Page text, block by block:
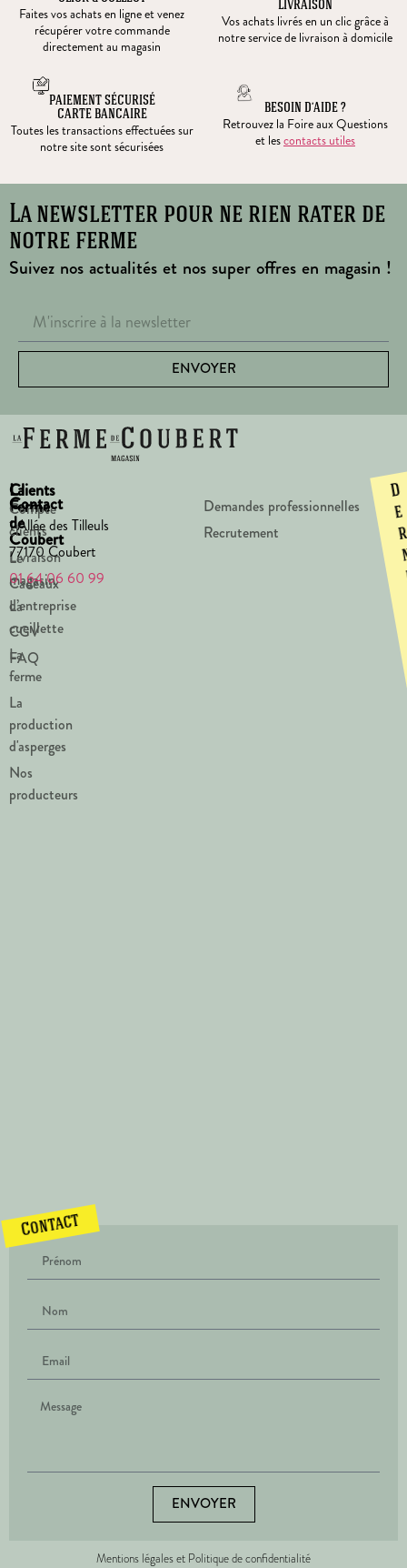
Faites vos achats en ligne et venez
récupérer votre commande
directement au magasin
LIVRAISON
Vos achats livrés en un clic grâce à
notre service de livraison à domicile
PAIEMENT SÉCURISÉ
CARTE BANCAIRE
Toutes les transactions effectuées sur
notre site sont sécurisées
BESOIN D’AIDE ?
Retrouvez la Foire aux Questions
et lescontacts utiles
La newsletter pour ne rien rater de
notre ferme
Suivez nos actualités et nos super offres en magasin !
ENVOYER
La
Ferme
de
Coubert
Le
magasin
La
cueillette
La
ferme
La
production
d'asperges
Nos
producteurs
Clients
Compte
clients
Livraison
Cadeaux
d’entreprise
CGV
FAQ
Contact
1 Allée des Tilleuls
77170 Coubert
01 64 06 60 99
Demandes professionnelles
Recrutement
D
e
Contact
ENVOYER
Mentions légales et Politique de confidentialité